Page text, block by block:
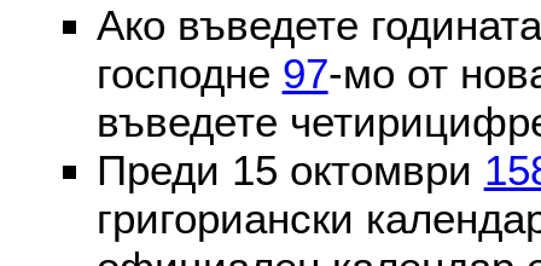
Ако въведете
господне 97-мо от
въведете
Преди 15 октомври
григориански